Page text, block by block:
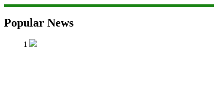
Popular News
1